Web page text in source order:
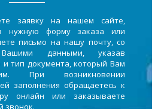
заявку на нашем сайте,
нужную форму заказа или
письмо на нашу почту, со
данными, указав
и тип документа, который Вам
При возникновении
заполнения обращаетесь к
онлайн или заказываете